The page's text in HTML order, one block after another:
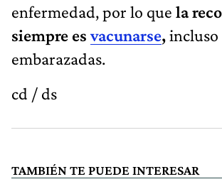
enfermedad, por lo que la
siempre esvacunarse,incluso
embarazadas.
cd / ds
TAMBIÉN TE PUEDE INTERESAR